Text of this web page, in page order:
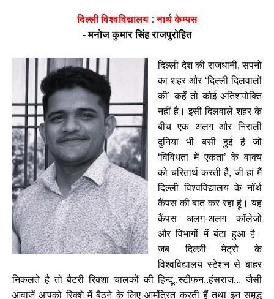
दिल्ली विश्वविद्यालय : नार्थकेम्पस
-मनोज कुमार सिंह राजपुरोहित
दिल्ली देश की राजधानी, सपनों
का शहर और ‘दिल्ली दिलवालों
की’ कहें तो कोई अतिशयोक्ति
नहीं है। इसी दिलवाले शहर के
बीच एक अलग और निराली
दुनिया भी बसी हुई है जो
‘विविधता में एकता’ के वाक्य
को चरितार्थ करती है, जी हां मैं
दिल्ली विश्वविद्यालय के नॉर्थ
कैंपस की बात कर रहा हूं। यह
कैंपस अलग-अलग कॉलेजों
और विभागों में बंटा हुआ है।
जब दिल्ली मेट्रो के
विश्वविद्यालय स्टेशन से बाहर
निकलते है तो बैटरी रिक्शा चालकों की हिन्दू..स्टीफन..हंसराज... जैसी
आवाजें आपको रिक्शे में बैठने के लिए आमंत्रित करती हैं तथा इन समृद्ध